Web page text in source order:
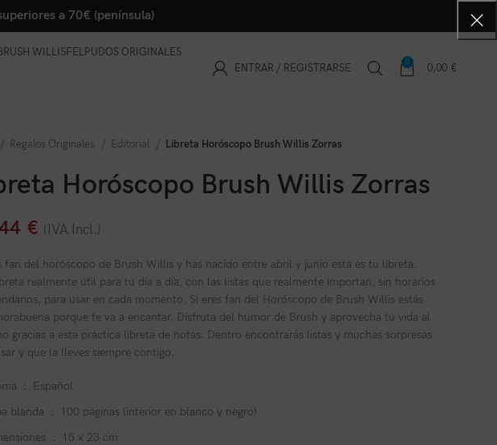
a 70€ (península)
WILLISFELPUDOS ORIGINALES
ENTRAR / REGISTRARSE 0 0,00 €
Regalos Originales Editorial Libreta Horóscopo Brush Willis Zorras
Horóscopo Brush Willis Zorras
€ (IVA Incl.)
fan del horóscopo de Brush Willis y has nacido entre abril y junio esta es tu libreta.
realmente útil para tu día a día, con las listas que realmente importan, sin horarios
para usar en cada momento. Si eres fan del Horóscopo de Brush Willis estás
porque te va a encantar. Disfruta del humor de Brush y aprovecha tu vida al
gracias a esta práctica libreta de notas. Dentro encontrarás listas y muchas sorpresas
y que la lleves siempre contigo.
Idioma ‏ : ‎
Español
Tapa blanda ‏ : ‎
100 páginas (interior en blanco y negro)
Dimensiones ‏ : ‎
15 x 23 cm